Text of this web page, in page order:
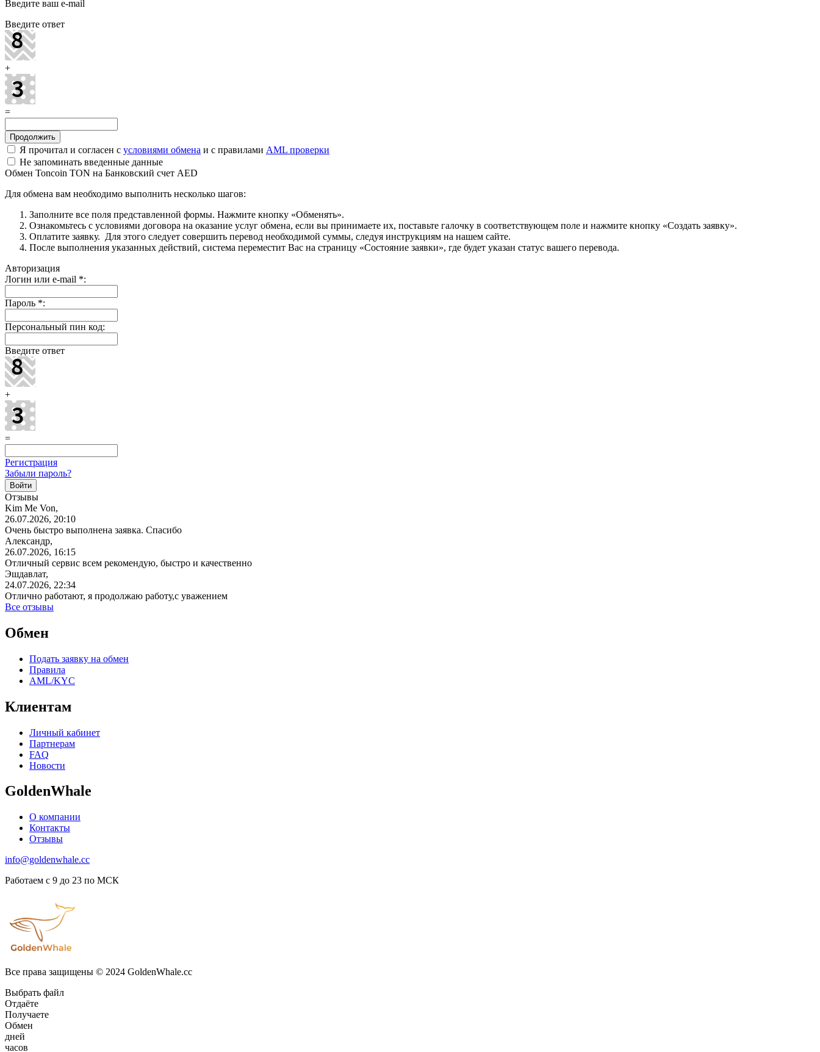
Введите ваш e-mail
Введите ответ
+
=
Я прочитал и согласен с условиями обмена и с правилами AML проверки
Не запоминать введенные данные
Обмен Toncoin TON на Банковский счет AED
Для обмена вам необходимо выполнить несколько шагов:
Заполните все поля представленной формы. Нажмите кнопку «Обменять».
Ознакомьтесь с условиями договора на оказание услуг обмена, если вы принимаете их, поставьте галочку в соответствующем поле и нажмите кнопку «Создать заявку».
Оплатите заявку. Для этого следует совершить перевод необходимой суммы, следуя инструкциям на нашем сайте.
После выполнения указанных действий, система переместит Вас на страницу «Состояние заявки», где будет указан статус вашего перевода.
Авторизация
Логин или e-mail *:
Пароль *:
Персональный пин код:
Введите ответ
+
=
Регистрация
Забыли пароль?
Отзывы
Kim Me Von,
26.07.2026, 20:10
Очень быстро выполнена заявка. Спасибо
Александр,
26.07.2026, 16:15
Отличный сервис всем рекомендую, быстро и качественно
Эшдавлат,
24.07.2026, 22:34
Отлично работают, я продолжаю работу,с уважением
Все отзывы
Обмен
Подать заявку на обмен
Правила
AML/KYC
Клиентам
Личный кабинет
Партнерам
FAQ
Новости
GoldenWhale
О компании
Контакты
Отзывы
info@goldenwhale.cc
Работаем с 9 до 23 по МСК
Все права защищены © 2024 GoldenWhale.cc
Выбрать файл
Отдаёте
Получаете
Обмен
дней
часов